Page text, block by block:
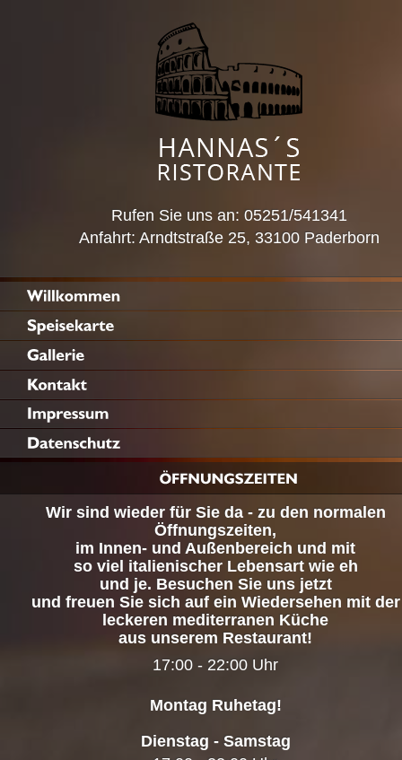
Rufen Sie uns an: 05251/541341
Anfahrt: Arndtstraße 25, 33100 Paderborn
Wir sind wieder für Sie da - zu den normalen
Öffnungszeiten,
im Innen- und Außenbereich und mit
so viel italienischer Lebensart wie eh
und je. Besuchen Sie uns jetzt
und freuen Sie sich auf ein Wiedersehen mit der
leckeren mediterranen Küche
aus unserem Restaurant!
17:00 - 22:00 Uhr
Montag Ruhetag!
Dienstag - Samstag